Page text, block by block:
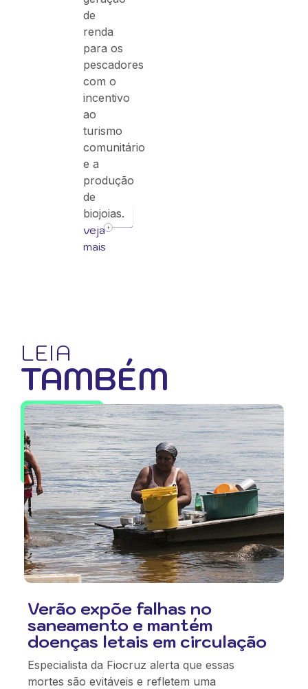
de
renda
para os
pescadores
com o
incentivo
ao
turismo
comunitário
e a
produção
de
biojoias.
veja
mais
LEIA
TAMBÉM
Verão expõe falhas no
saneamento e mantém
doenças letais em circulação
Especialista da Fiocruz alerta que essas
mortes são evitáveis e refletem uma